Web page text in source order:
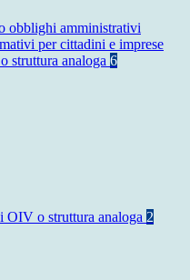
obblighi amministrativi
per cittadini e imprese
struttura analoga 6
OIV o struttura analoga 2